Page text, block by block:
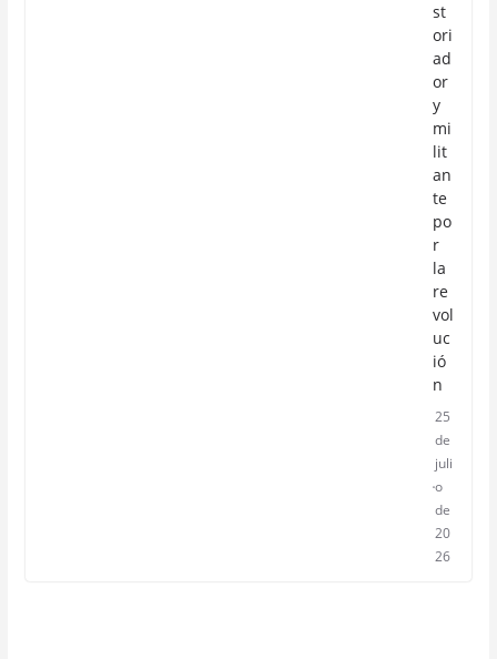
st
ori
ad
or
y
mi
lit
an
te
po
r
la
re
vol
uc
ió
n
25
de
juli
o
de
20
26